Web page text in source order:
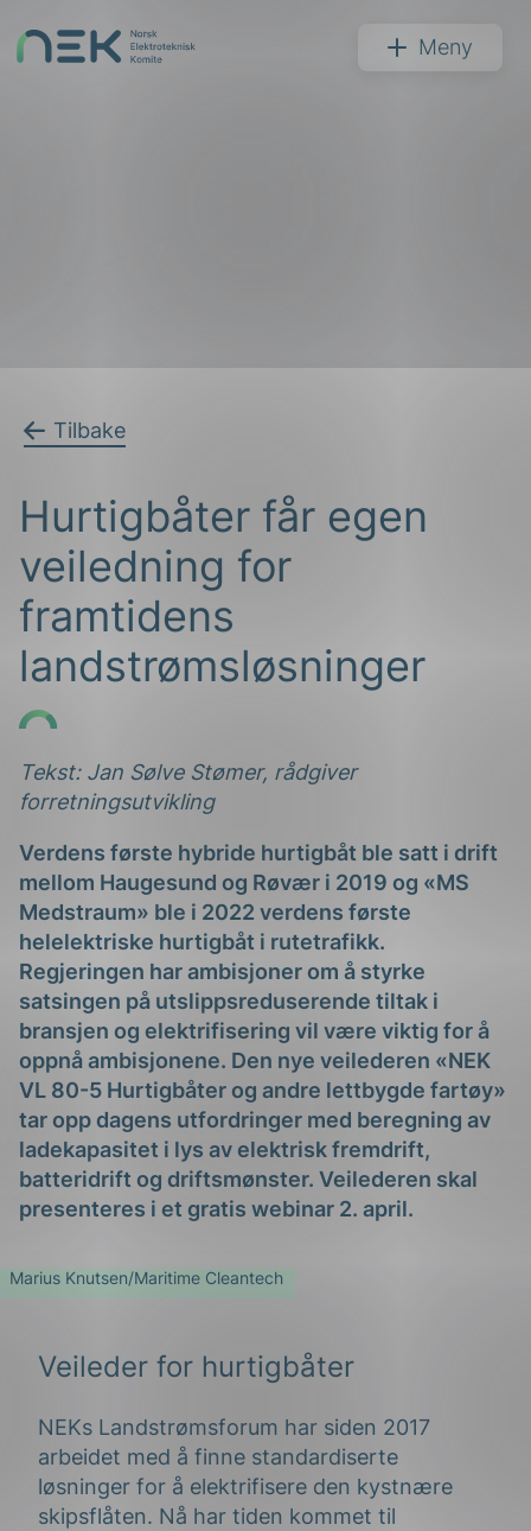
NEK Meny
Tilbake
Hurtigbåter får egen
veiledning for
framtidens
landstrømsløsninger
Tekst: Jan Sølve Stømer, rådgiver
forretningsutvikling
Verdens første hybride hurtigbåt ble satt i drift
mellom Haugesund og Røvær i 2019 og «MS
Medstraum» ble i 2022 verdens første
helelektriske hurtigbåt i rutetrafikk.
Regjeringen har ambisjoner om å styrke
satsingen på utslippsreduserende tiltak i
bransjen og elektrifisering vil være viktig for å
oppnå ambisjonene. Den nye veilederen «NEK
VL 80-5 Hurtigbåter og andre lettbygde fartøy»
tar opp dagens utfordringer med beregning av
ladekapasitet i lys av elektrisk fremdrift,
batteridrift og driftsmønster. Veilederen skal
presenteres i et gratis webinar 2. april.
Marius Knutsen/Maritime Cleantech
Veileder for hurtigbåter
NEKs Landstrømsforum har siden 2017
arbeidet med å finne standardiserte
løsninger for å elektrifisere den kystnære
skipsflåten. Nå har tiden kommet til